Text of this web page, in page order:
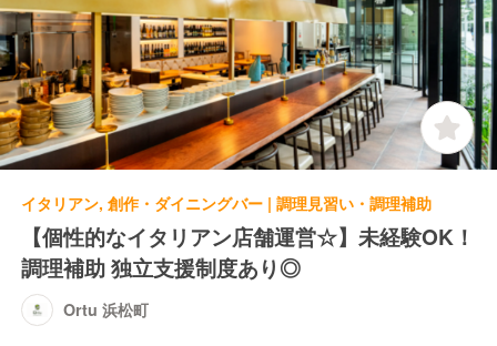
イタリアン, 創作・ダイニングバー | 調理見習い・調理補助
【個性的なイタリアン店舗運営☆】未経験OK！
調理補助 独立支援制度あり◎
Ortu 浜松町